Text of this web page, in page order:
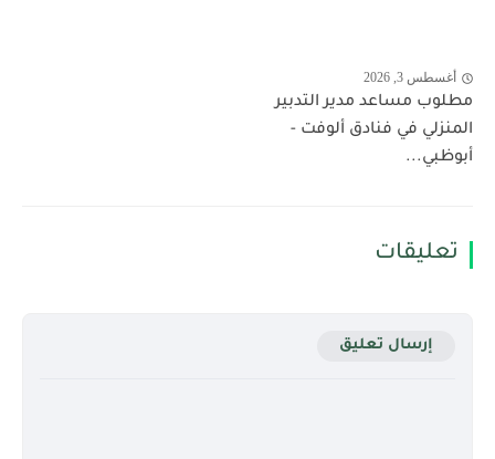
أغسطس 3, 2026
مطلوب مساعد مدير التدبير
المنزلي في فنادق ألوفت -
أبوظبي...
تعليقات
إرسال تعليق